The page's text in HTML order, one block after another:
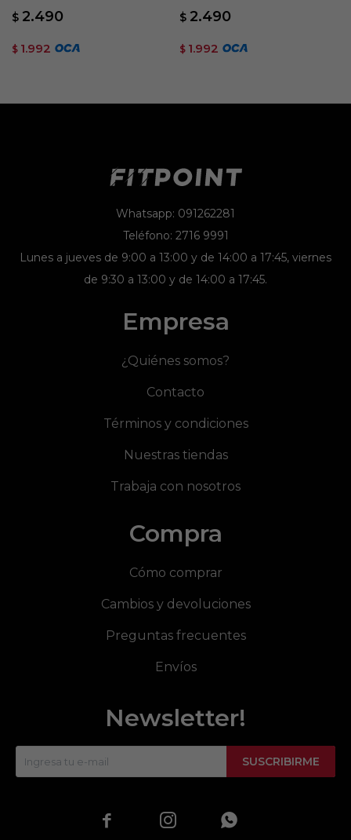
$ 2.490
$ 1.992
$ 2.490
$ 1.992
Whatsapp: 091262281
Teléfono: 2716 9991
Lunes a jueves de 9:00 a 13:00 y de 14:00 a 17:45, viernes
de 9:30 a 13:00 y de 14:00 a 17:45.
Empresa
¿Quiénes somos?
Contacto
Términos y condiciones
Nuestras tiendas
Trabaja con nosotros
Compra
Cómo comprar
Cambios y devoluciones
Preguntas frecuentes
Envíos
Newsletter!
SUSCRIBIRME
  